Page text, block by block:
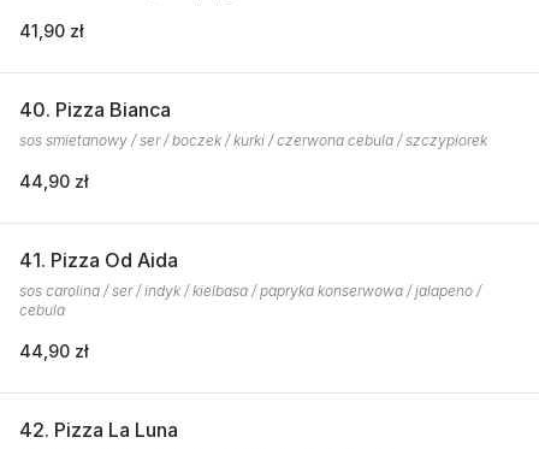
41,90 zł
40. Pizza Bianca
sos smietanowy / ser / boczek / kurki / czerwona cebula / szczypiorek
44,90 zł
41. Pizza Od Aida
sos carolina / ser / indyk / kielbasa / papryka konserwowa / jalapeno /
cebula
44,90 zł
42. Pizza La Luna